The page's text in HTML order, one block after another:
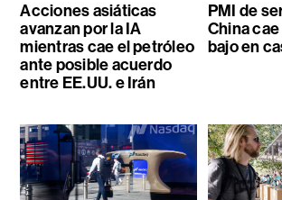
Acciones asiáticas
avanzan por la IA
mientras cae el petróleo
ante posible acuerdo
entre EE.UU. e Irán
PMI de
China
bajo en